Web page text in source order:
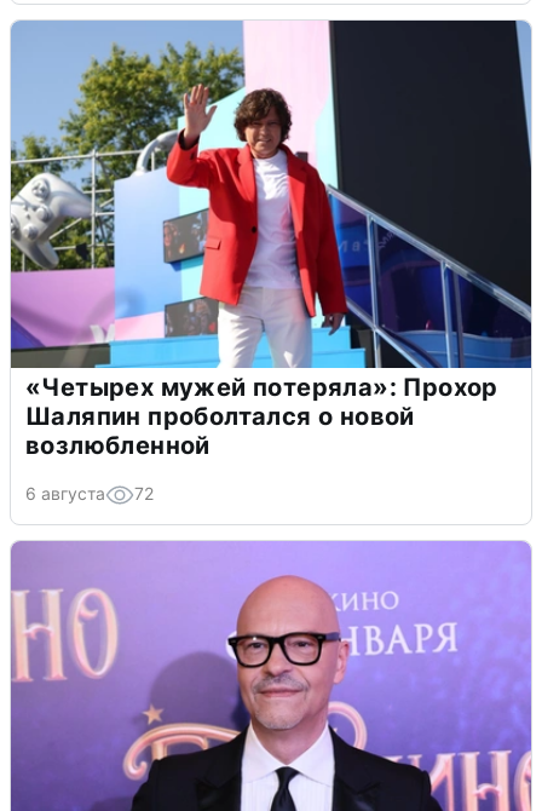
«Четырех мужей потеряла»: Прохор
Шаляпин проболтался о новой
возлюбленной
6 августа 72